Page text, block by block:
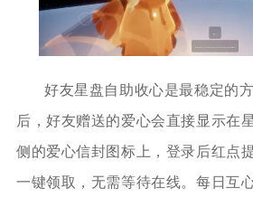
好友星盘自助收心是最稳定的
后，好友赠送的爱心会直接显示在
侧的爱心信封图标上，登录后红点
一键领取，无需等待在线。每日互